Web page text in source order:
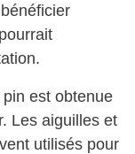
pin est obtenue
Les aiguilles et
utilisés pour